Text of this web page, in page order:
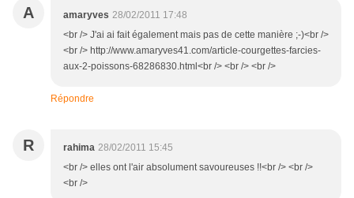
A amaryves 28/02/2011 17:48
<br /> J'ai ai fait également mais pas de cette manière ;-)<br />
<br /> http://www.amaryves41.com/article-courgettes-farcies-
aux-2-poissons-68286830.html<br /> <br /> <br />
Répondre
R rahima 28/02/2011 15:45
<br /> elles ont l'air absolument savoureuses !!<br /> <br />
<br />